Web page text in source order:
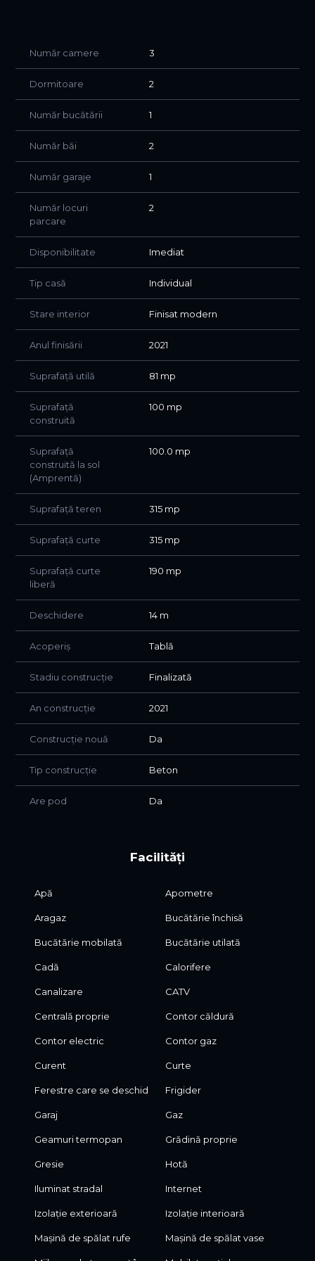
– ideal atât pentru pasionații auto, cât și pentru depozitare
sau atelier.
Alte informații utile:
canalizarea este disponibilă la poarta, este nevoie doar de
Această proprietate este alegerea ideală pentru cei care
își doresc un cămin nou, bine construit, cu potențial de
extindere și suficient spațiu pentru o viață liniștită la curte,
aproape de București.
Număr camere 3
Dormitoare 2
Număr bucătării 1
Număr băi 2
Număr garaje 1
Număr locuri
parcare
2
Disponibilitate Imediat
Tip casă Individual
Stare interior Finisat modern
Anul finisării 2021
Suprafață utilă 81 mp
Suprafață
construită
100 mp
Suprafață
construită la sol
(Amprentă)
100.0 mp
Suprafață teren 315 mp
Suprafață curte 315 mp
Suprafață curte
liberă
190 mp
Deschidere 14 m
Acoperiș Tablă
Stadiu construcție Finalizată
An construcție 2021
Construcție nouă Da
Tip construcție Beton
Are pod Da
Facilități
Apă Apometre
Aragaz Bucătărie închisă
Bucătărie mobilată Bucătărie utilată
Cadă Calorifere
Canalizare CATV
Centrală proprie Contor căldură
Contor electric Contor gaz
Curent Curte
Ferestre care se deschid Frigider
Garaj Gaz
Geamuri termopan Grădină proprie
Gresie Hotă
Iluminat stradal Internet
Izolație exterioară Izolație interioară
Mașină de spălat rufe Mașină de spălat vase